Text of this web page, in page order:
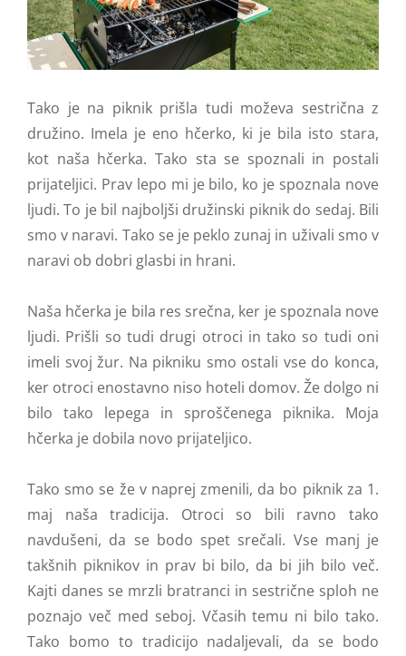
Tako je na piknik prišla tudi moževa sestrična z
družino. Imela je eno hčerko, ki je bila isto stara,
kot naša hčerka. Tako sta se spoznali in postali
prijateljici. Prav lepo mi je bilo, ko je spoznala nove
ljudi. To je bil najboljši družinski piknik do sedaj. Bili
smo v naravi. Tako se je peklo zunaj in uživali smo v
naravi ob dobri glasbi in hrani.
Naša hčerka je bila res srečna, ker je spoznala nove
ljudi. Prišli so tudi drugi otroci in tako so tudi oni
imeli svoj žur. Na pikniku smo ostali vse do konca,
ker otroci enostavno niso hoteli domov. Že dolgo ni
bilo tako lepega in sproščenega piknika. Moja
hčerka je dobila novo prijateljico.
Tako smo se že v naprej zmenili, da bo piknik za 1.
maj naša tradicija. Otroci so bili ravno tako
navdušeni, da se bodo spet srečali. Vse manj je
takšnih piknikov in prav bi bilo, da bi jih bilo več.
Kajti danes se mrzli bratranci in sestrične sploh ne
poznajo več med seboj. Včasih temu ni bilo tako.
Tako bomo to tradicijo nadaljevali, da se bodo